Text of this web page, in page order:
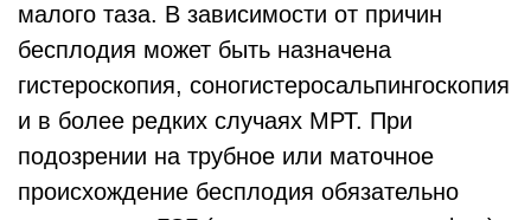
малого таза. В зависимости от причин
бесплодия может быть назначена
гистероскопия, соногистеросальпингоскопия
и в более редких случаях МРТ. При
подозрении на трубное или маточное
происхождение бесплодия обязательно